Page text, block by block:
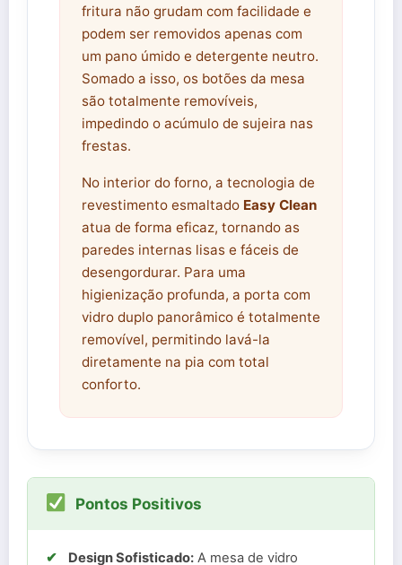
fritura não grudam com facilidade e
podem ser removidos apenas com
um pano úmido e detergente neutro.
Somado a isso, os botões da mesa
são totalmente removíveis,
impedindo o acúmulo de sujeira nas
frestas.
No interior do forno, a tecnologia de
revestimento esmaltado Easy Clean
atua de forma eficaz, tornando as
paredes internas lisas e fáceis de
desengordurar. Para uma
higienização profunda, a porta com
vidro duplo panorâmico é totalmente
removível, permitindo lavá-la
diretamente na pia com total
conforto.
Pontos Positivos
✔ Design Sofisticado: A mesa de vidro